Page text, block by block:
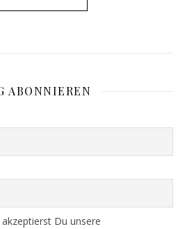
ABONNIEREN
Du unsere